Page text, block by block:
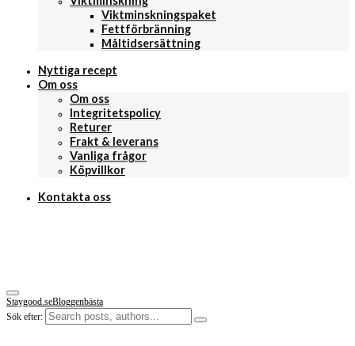
Viktminskningspaket
Fettförbränning
Måltidsersättning
Nyttiga recept
Om oss
Om oss
Integritetspolicy
Returer
Frakt & leverans
Vanliga frågor
Köpvillkor
Kontakta oss
Staygood.seBloggenbästa
Sök efter: